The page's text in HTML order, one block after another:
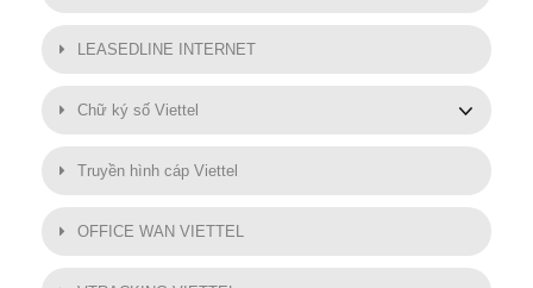
LEASEDLINE INTERNET
Chữ ký số Viettel
Truyền hình cáp Viettel
OFFICE WAN VIETTEL